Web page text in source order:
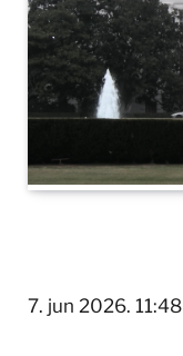
7. jun 2026. 11:48